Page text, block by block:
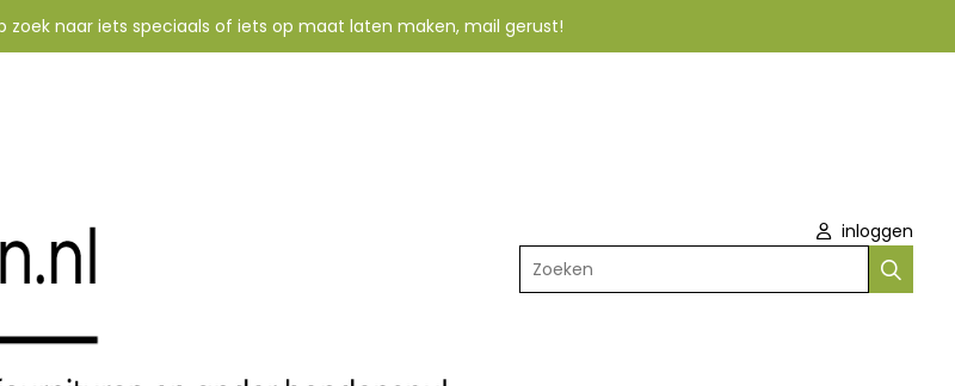
zoek naar iets speciaals of iets op maat laten maken, mail gerust!
inloggen
Zoeken